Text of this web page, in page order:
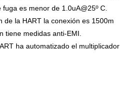
es menor de 1.0uA@25º C.
de la HART la conexión es 1500m
tiene medidas anti-EMI.
ha automatizado el